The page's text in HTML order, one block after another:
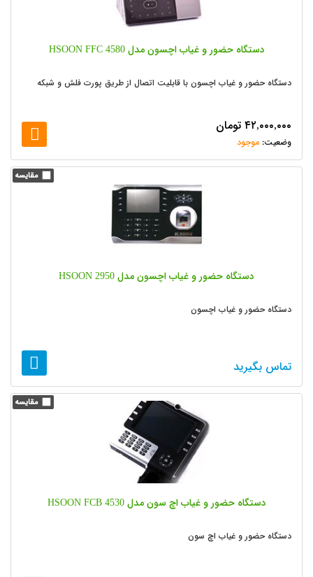
دستگاه حضور و غیاب اچسون مدل HSOON FFC 4580
دستگاه حضور و غیاب اچسون با قابلیت اتصال از طریق پورت فلش و شبکه
۴۲,۰۰۰,۰۰۰ تومان
موجود
دستگاه حضور و غیاب اچسون مدل HSOON 2950
دستگاه حضور و غیاب اچسون
تماس بگیرید
دستگاه حضور و غیاب اچ سون مدل HSOON FCB 4530
دستگاه حضور و غیاب اچ سون